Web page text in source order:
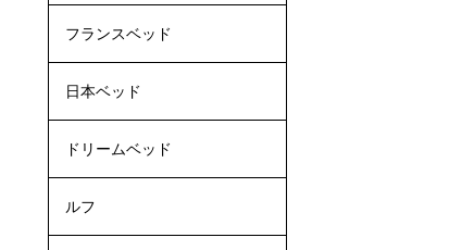
フランスベッド
日本ベッド
ドリームベッド
ルフ